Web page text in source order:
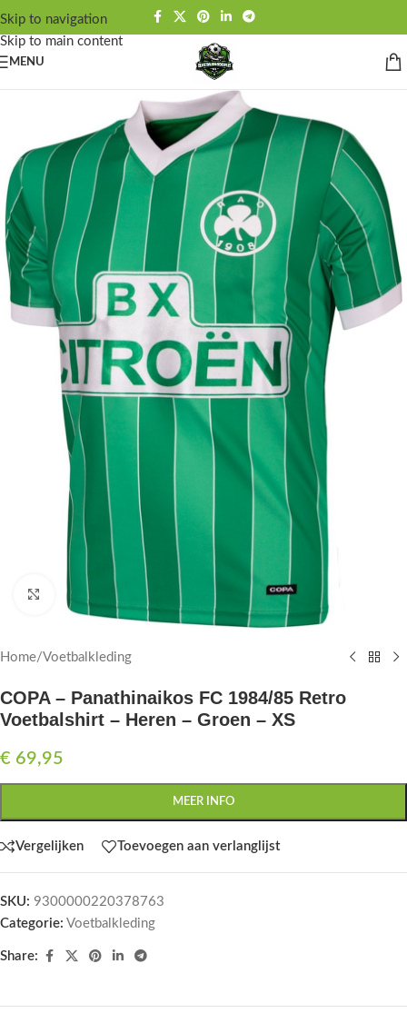
Skip to navigation
Skip to main content
MENU
Click to enlarge
Home/Voetbalkleding
COPA – Panathinaikos FC 1984/85 Retro
Voetbalshirt – Heren – Groen – XS
€ 69,95
MEER INFO
Vergelijken Toevoegen aan verlanglijst
SKU: 9300000220378763
Categorie: Voetbalkleding
Share: